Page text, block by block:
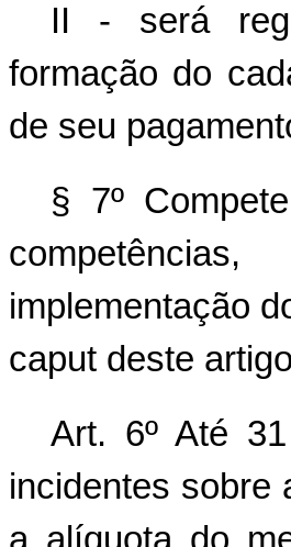
II - será
formação do
de seu
§ 7º
implementação
caput deste
Art. 6º Até
incidentes sobre